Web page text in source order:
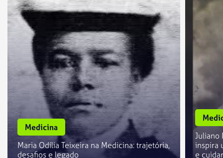
Medicina
Maria Odília Teixeira na Medicina: trajetória,
desafios e legado
Juliano
inspira
e cuidar